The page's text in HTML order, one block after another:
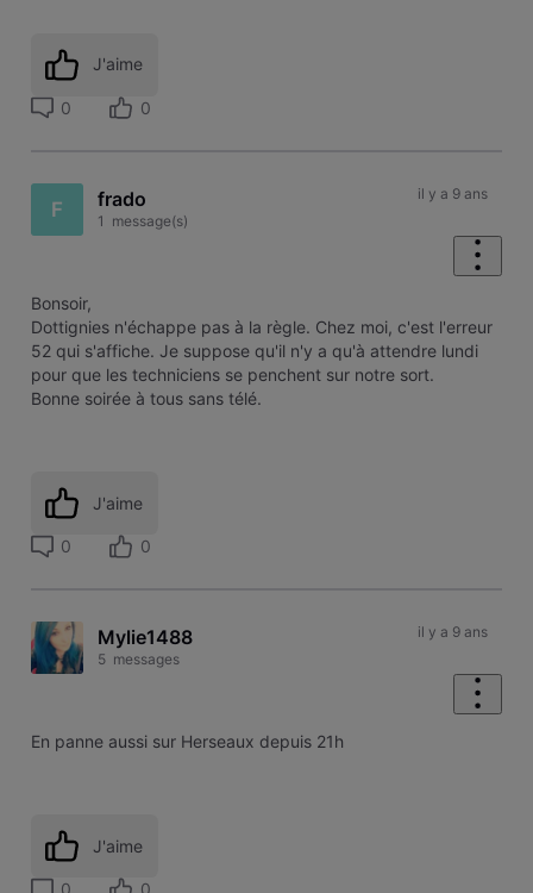
J'aime
0 0
F frado
1 message(s)
il y a 9 ans
Bonsoir,
Dottignies n'échappe pas à la règle. Chez moi, c'est l'erreur
52 qui s'affiche. Je suppose qu'il n'y a qu'à attendre lundi
pour que les techniciens se penchent sur notre sort.
Bonne soirée à tous sans télé.
J'aime
0 0
Mylie1488
5 messages
il y a 9 ans
En panne aussi sur Herseaux depuis 21h
J'aime
0 0